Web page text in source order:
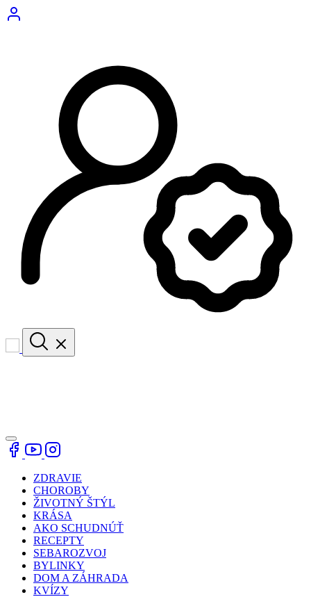
ZDRAVIE
CHOROBY
ŽIVOTNÝ ŠTÝL
KRÁSA
AKO SCHUDNÚŤ
RECEPTY
SEBAROZVOJ
BYLINKY
DOM A ZÁHRADA
KVÍZY